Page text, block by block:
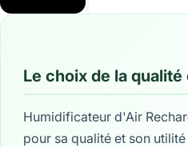
Le choix de la
Humidificateur d'Air
pour sa qualité et son